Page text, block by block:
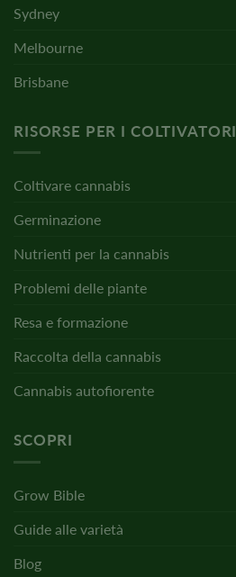
Sydney
Melbourne
Brisbane
RISORSE PER I COLTIVATORI
Coltivare cannabis
Germinazione
Nutrienti per la cannabis
Problemi delle piante
Resa e formazione
Raccolta della cannabis
Cannabis autofiorente
SCOPRI
Grow Bible
Guide alle varietà
Blog